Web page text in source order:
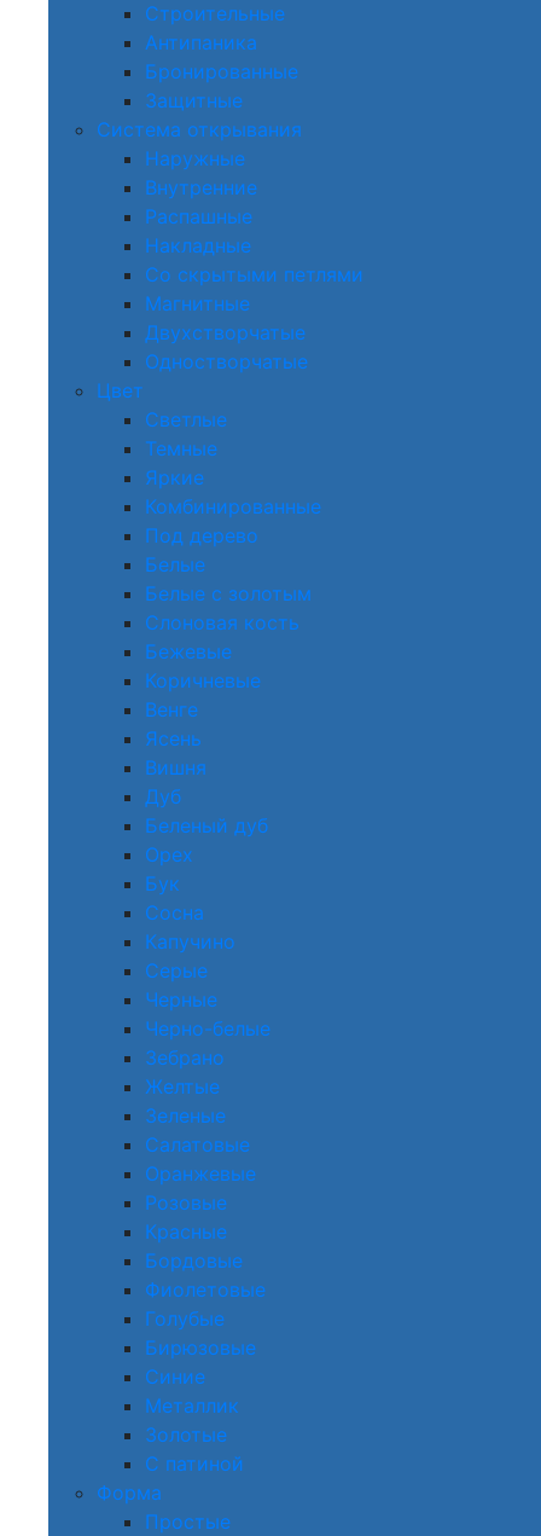
Строительные
Антипаника
Бронированные
Защитные
Система открывания
Наружные
Внутренние
Распашные
Накладные
Со скрытыми петлями
Магнитные
Двухстворчатые
Одностворчатые
Цвет
Светлые
Темные
Яркие
Комбинированные
Под дерево
Белые
Белые с золотым
Слоновая кость
Бежевые
Коричневые
Венге
Ясень
Вишня
Дуб
Беленый дуб
Орех
Бук
Сосна
Капучино
Серые
Черные
Черно-белые
Зебрано
Желтые
Зеленые
Салатовые
Оранжевые
Розовые
Красные
Бордовые
Фиолетовые
Голубые
Бирюзовые
Синие
Металлик
Золотые
С патиной
Форма
Простые